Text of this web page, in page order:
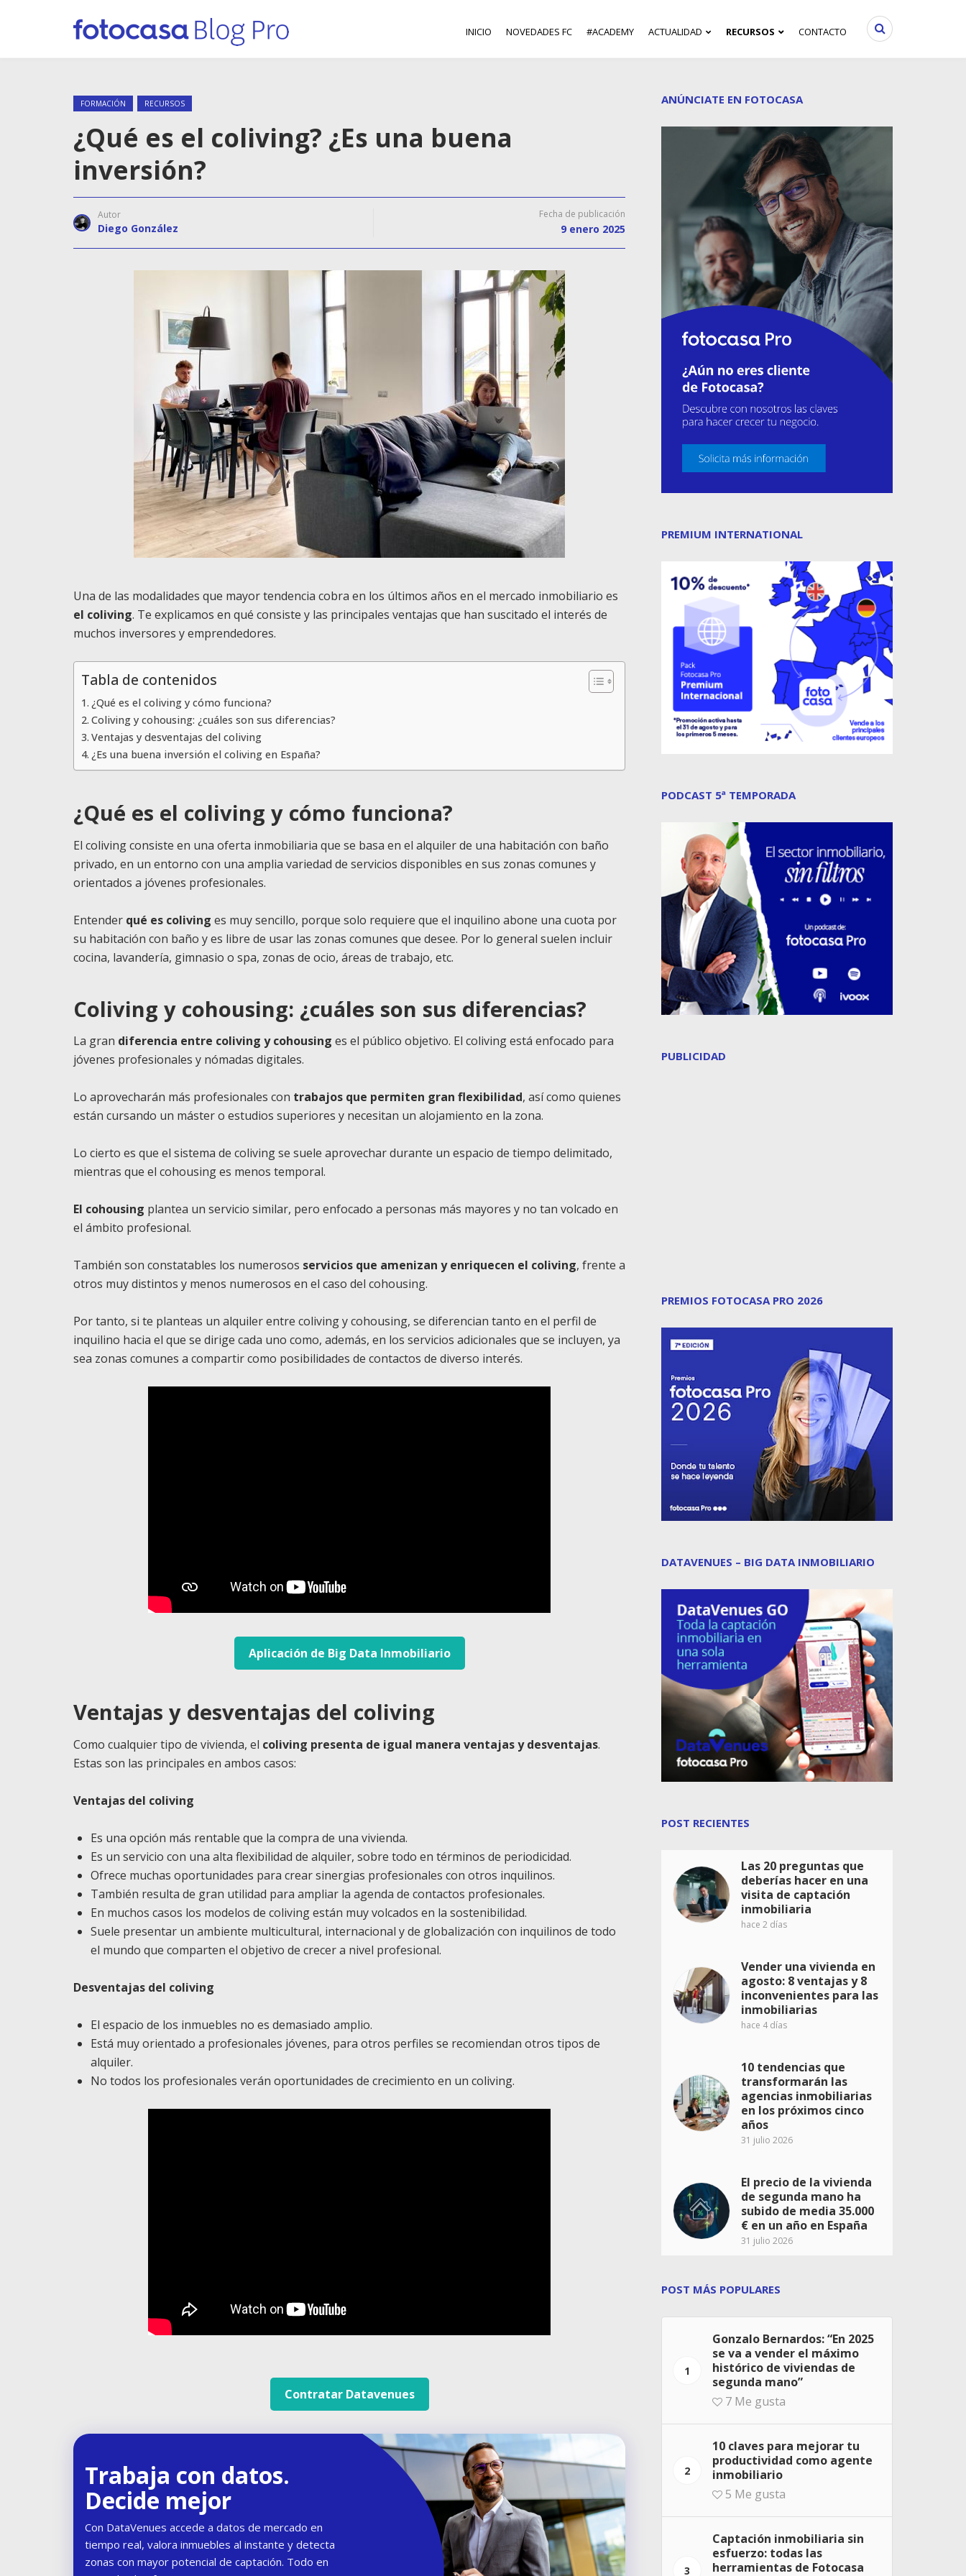
INICIO NOVEDADES FC #ACADEMY ACTUALIDAD RECURSOS CONTACTO
FORMACIÓN RECURSOS
¿Qué es el coliving? ¿Es una buena
inversión?
Autor
Diego González
Fecha de publicación
9 enero 2025
Una de las modalidades que mayor tendencia cobra en los últimos años en el mercado inmobiliario es
el coliving. Te explicamos en qué consiste y las principales ventajas que han suscitado el interés de
muchos inversores y emprendedores.
Tabla de contenidos
¿Qué es el coliving y cómo funciona?
Coliving y cohousing: ¿cuáles son sus diferencias?
Ventajas y desventajas del coliving
¿Es una buena inversión el coliving en España?
¿Qué es el coliving y cómo funciona?
El coliving consiste en una oferta inmobiliaria que se basa en el alquiler de una habitación con baño
privado, en un entorno con una amplia variedad de servicios disponibles en sus zonas comunes y
orientados a jóvenes profesionales.
Entender qué es coliving es muy sencillo, porque solo requiere que el inquilino abone una cuota por
su habitación con baño y es libre de usar las zonas comunes que desee. Por lo general suelen incluir
cocina, lavandería, gimnasio o spa, zonas de ocio, áreas de trabajo, etc.
Coliving y cohousing: ¿cuáles son sus diferencias?
La gran diferencia entre coliving y cohousing es el público objetivo. El coliving está enfocado para
jóvenes profesionales y nómadas digitales.
Lo aprovecharán más profesionales con trabajos que permiten gran flexibilidad, así como quienes
están cursando un máster o estudios superiores y necesitan un alojamiento en la zona.
Lo cierto es que el sistema de coliving se suele aprovechar durante un espacio de tiempo delimitado,
mientras que el cohousing es menos temporal.
El cohousing plantea un servicio similar, pero enfocado a personas más mayores y no tan volcado en
el ámbito profesional.
También son constatables los numerosos servicios que amenizan y enriquecen el coliving, frente a
otros muy distintos y menos numerosos en el caso del cohousing.
Por tanto, si te planteas un alquiler entre coliving y cohousing, se diferencian tanto en el perfil de
inquilino hacia el que se dirige cada uno como, además, en los servicios adicionales que se incluyen, ya
sea zonas comunes a compartir como posibilidades de contactos de diverso interés.
Aplicación de Big Data Inmobiliario
Ventajas y desventajas del coliving
Como cualquier tipo de vivienda, el coliving presenta de igual manera ventajas y desventajas.
Estas son las principales en ambos casos:
Ventajas del coliving
Es una opción más rentable que la compra de una vivienda.
Es un servicio con una alta flexibilidad de alquiler, sobre todo en términos de periodicidad.
Ofrece muchas oportunidades para crear sinergias profesionales con otros inquilinos.
También resulta de gran utilidad para ampliar la agenda de contactos profesionales.
En muchos casos los modelos de coliving están muy volcados en la sostenibilidad.
Suele presentar un ambiente multicultural, internacional y de globalización con inquilinos de todo
el mundo que comparten el objetivo de crecer a nivel profesional.
Desventajas del coliving
El espacio de los inmuebles no es demasiado amplio.
Está muy orientado a profesionales jóvenes, para otros perfiles se recomiendan otros tipos de
alquiler.
No todos los profesionales verán oportunidades de crecimiento en un coliving.
Contratar Datavenues
Trabaja con datos.
Decide mejor
Con DataVenues accede a datos de mercado en
tiempo real, valora inmuebles al instante y detecta
zonas con mayor potencial de captación. Todo en
ANÚNCIATE EN FOTOCASA
PREMIUM INTERNATIONAL
PODCAST 5ª TEMPORADA
PUBLICIDAD
PREMIOS FOTOCASA PRO 2026
DATAVENUES – BIG DATA INMOBILIARIO
POST RECIENTES
Las 20 preguntas que
deberías hacer en una
visita de captación
inmobiliaria
hace 2 días
Vender una vivienda en
agosto: 8 ventajas y 8
inconvenientes para las
inmobiliarias
hace 4 días
10 tendencias que
transformarán las
agencias inmobiliarias
en los próximos cinco
años
31 julio 2026
El precio de la vivienda
de segunda mano ha
subido de media 35.000
€ en un año en España
31 julio 2026
POST MÁS POPULARES
1
Gonzalo Bernardos: “En 2025
se va a vender el máximo
histórico de viviendas de
segunda mano”
7 Me gusta
2
10 claves para mejorar tu
productividad como agente
inmobiliario
5 Me gusta
3
Captación inmobiliaria sin
esfuerzo: todas las
herramientas de Fotocasa